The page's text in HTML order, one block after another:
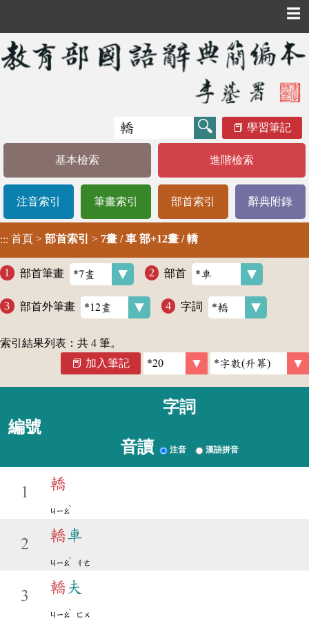
☰
學習筆記
基本檢索 進階檢索
注音索引 筆畫索引 部首索引 辭典附錄
::: 首頁 > 部首索引 > 7畫 / 車 部+12畫 / 轎
部首筆畫 部首
部首外筆畫 字詞
索引結果列表：共 4 筆。
加入筆記
編號
字詞
音讀 注音 漢語拼音
1
轎
ㄐㄧㄠ
ˋ
2
轎車
ㄐㄧㄠ
ˋ
ㄔㄜ
3
轎夫
ㄐㄧㄠ
ˋ
ㄈㄨ